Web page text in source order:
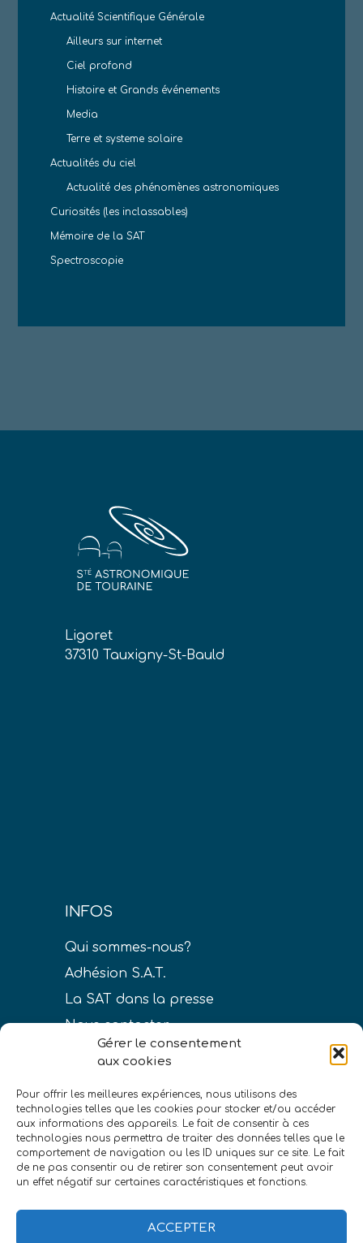
Gérer le consentement
aux cookies
Pour offrir les meilleures expériences, nous utilisons des
technologies telles que les cookies pour stocker et/ou accéder
aux informations des appareils. Le fait de consentir à ces
technologies nous permettra de traiter des données telles que le
comportement de navigation ou les ID uniques sur ce site. Le fait
de ne pas consentir ou de retirer son consentement peut avoir
un effet négatif sur certaines caractéristiques et fonctions.
ACCEPTER
Actualité Scientifique Générale
Ailleurs sur internet
Ciel profond
Histoire et Grands événements
Media
Terre et systeme solaire
Actualités du ciel
Actualité des phénomènes astronomiques
Curiosités (les inclassables)
Mémoire de la SAT
Spectroscopie
Ligoret
37310 Tauxigny-St-Bauld
INFOS
Qui sommes-nous?
Adhésion S.A.T.
La SAT dans la presse
Nous contacter
LIENS
Conditions générales de vente
Politique de confidentialité